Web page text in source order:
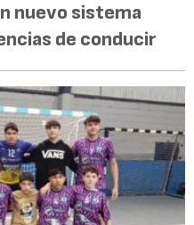
nuevo sistema
de conducir